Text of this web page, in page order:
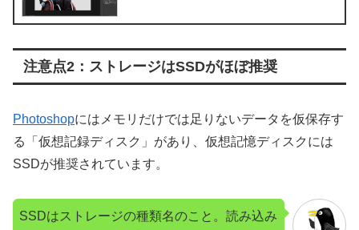
注意点2：ストレージはSSDがほぼ推奨
Photoshopにはメモリだけでは足りないデータを仮保存す
る「仮想記録ディスク」があり、仮想記憶ディスクには
SSDが推奨されています。
SSDはストレージの種類名のこと。読み込み